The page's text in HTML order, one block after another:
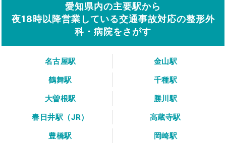
愛知県内の主要駅から
夜18時以降営業している交通事故対応の整形外
科・病院をさがす
名古屋駅
金山駅
鶴舞駅
千種駅
大曽根駅
勝川駅
春日井駅（JR）
高蔵寺駅
豊橋駅
岡崎駅